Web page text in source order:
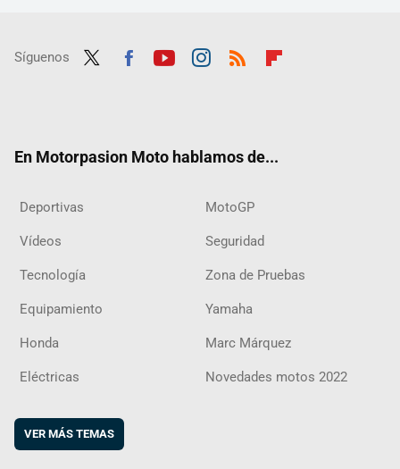
Síguenos
En Motorpasion Moto hablamos de...
Deportivas MotoGP
Vídeos Seguridad
Tecnología Zona de Pruebas
Equipamiento Yamaha
Honda Marc Márquez
Eléctricas Novedades motos 2022
VER MÁS TEMAS